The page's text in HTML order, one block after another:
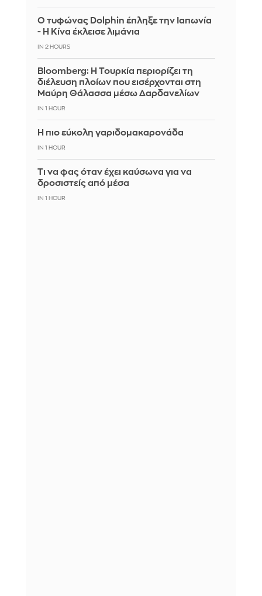
Ο τυφώνας Dolphin έπληξε την Ιαπωνία
- Η Κίνα έκλεισε λιμάνια
IN 2 HOURS
Bloomberg: Η Τουρκία περιορίζει τη
διέλευση πλοίων που εισέρχονται στη
Μαύρη Θάλασσα μέσω Δαρδανελίων
IN 1 HOUR
Η πιο εύκολη γαριδομακαρονάδα
IN 1 HOUR
Τι να φας όταν έχει καύσωνα για να
δροσιστείς από μέσα
IN 1 HOUR